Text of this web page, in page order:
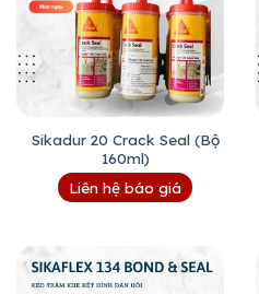
Sikadur 20 Crack Seal (Bộ
160ml)
Liên hệ báo giá